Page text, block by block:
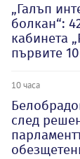
„Галъп
болкан“:
кабинета
първите
10 часа
след